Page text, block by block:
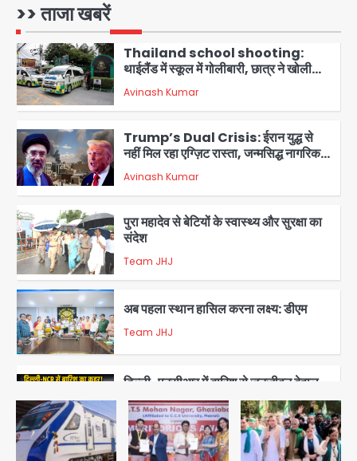
>> ताजा खबरें
1
2
Thailand school shooting:
थाईलैंड में स्कूल में गोलीबारी, छात्र ने खोली
फायर, दो की मौत, कई घायल
Avinash Kumar
3
Trump’s Dual Crisis: ईरान युद्ध से
नहीं मिल रहा एग्ज़िट रास्ता, जन्मसिद्ध नागरिकता
पर सुप्रीम कोर्ट को दी फिर चुनौती
Avinash Kumar
4
पुरा महादेव से बेटियों के स्वास्थ्य और सुरक्षा का
संदेश
Team JHJ
5
अब पहला स्थान हासिल करना लक्ष्य: डीएम
Team JHJ
1
दिल्ली-एनसीआर में बारिश से जनजीवन बेहाल,
उत्तराखंड और यूपी में बाढ़ का कहर, गंगा समेत
कई नदियां उफान पर
मोहम्मद इमरान